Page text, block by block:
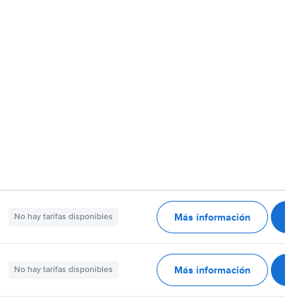
No hay tarifas disponibles Más información
No hay tarifas disponibles Más información